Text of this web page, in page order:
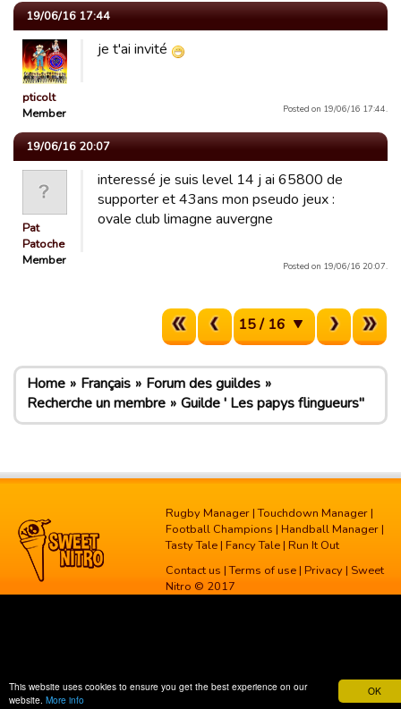
OK
This website uses cookies to ensure you get the best experience on our
website. More info
19/06/16 17:44
pticolt
Member
je t'ai invité
Posted on 19/06/16 17:44.
19/06/16 20:07
Pat
Patoche
Member
interessé je suis level 14 j ai 65800 de
supporter et 43ans mon pseudo jeux :
ovale club limagne auvergne
Posted on 19/06/16 20:07.
15 / 16
Home Français
Forum des guildes
Recherche un membre
Guilde ' Les papys flingueurs"
Rugby Manager |Touchdown Manager |
Football Champions | Handball Manager |
Tasty Tale | Fancy Tale | Run It Out
Contact us |Terms of use | Privacy | Sweet
Nitro © 2017